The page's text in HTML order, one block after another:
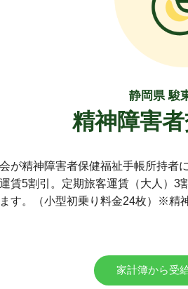
静岡県 駿
精神障害
が精神障害者保健福祉手帳所持者
賃5割引。定期旅客運賃（大人）3
す。（小型初乗り料金24枚）※精
家計簿から受